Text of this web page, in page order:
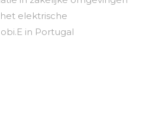
elektrische
in Portugal